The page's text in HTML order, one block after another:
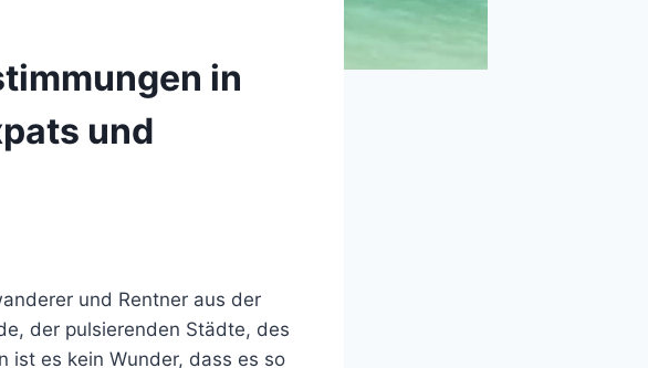
in
und
und Rentner aus der
der pulsierenden Städte, des
ist es kein Wunder, dass es so